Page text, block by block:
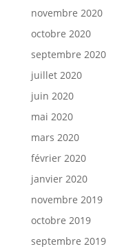
novembre 2020
octobre 2020
septembre 2020
juillet 2020
juin 2020
mai 2020
mars 2020
février 2020
janvier 2020
novembre 2019
octobre 2019
septembre 2019